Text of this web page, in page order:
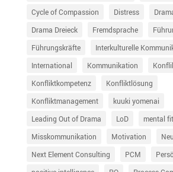
Cycle of Compassion
Distress
Drama Dreieck
Fremdsprache
Führungskräfte
Interkulturelle
International
Kommunikation
Konfliktkompetenz
Konfliktlösung
Konfliktmanagement
kuuki yomenai
Leading Out of Drama
LoD mental
Misskommunikation
Motivation
Next Element Consulting
PCM